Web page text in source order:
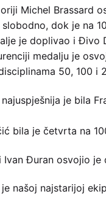
Michel Brassard
dok je na
je doplivao i Đivo
medalju je
50, 100 i
je bila
bila je četvrta na
Ivan Đuran osvojio
našoj najstarijoj